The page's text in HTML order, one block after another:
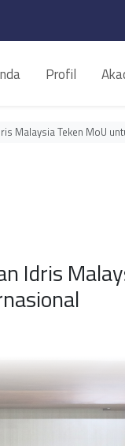
Profil
Malaysia Teken MoU
Idris